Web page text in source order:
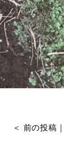
＜ 前の投稿